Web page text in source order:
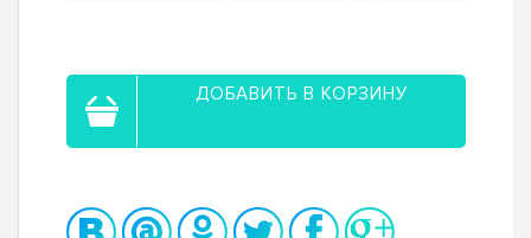
ДОБАВИТЬ В КОРЗИНУ